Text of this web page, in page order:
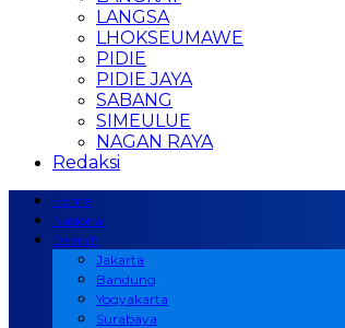
LANGSA
LHOKSEUMAWE
PIDIE
PIDIE JAYA
SABANG
SIMEULUE
NAGAN RAYA
Redaksi
Home
Nasional
Daerah
Jakarta
Bandung
Yogyakarta
Surabaya